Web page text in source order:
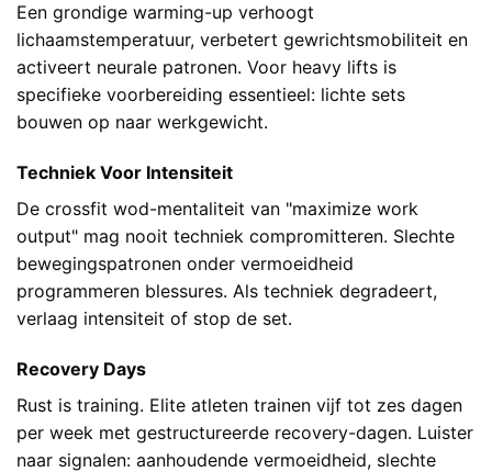
Een grondige warming-up verhoogt
lichaamstemperatuur, verbetert gewrichtsmobiliteit en
activeert neurale patronen. Voor heavy lifts is
specifieke voorbereiding essentieel: lichte sets
bouwen op naar werkgewicht.
Techniek Voor Intensiteit
De crossfit wod-mentaliteit van "maximize work
output" mag nooit techniek compromitteren. Slechte
bewegingspatronen onder vermoeidheid
programmeren blessures. Als techniek degradeert,
verlaag intensiteit of stop de set.
Recovery Days
Rust is training. Elite atleten trainen vijf tot zes dagen
per week met gestructureerde recovery-dagen. Luister
naar signalen: aanhoudende vermoeidheid, slechte